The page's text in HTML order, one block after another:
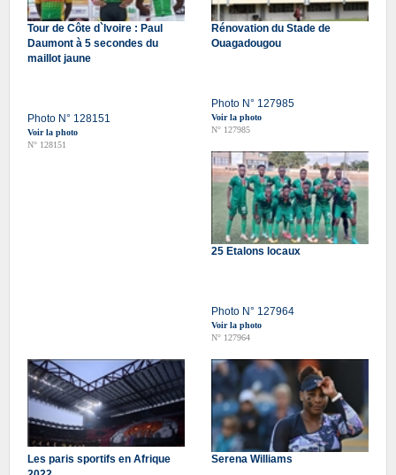
Tour de Côte d`Ivoire : Paul
Daumont à 5 secondes du
maillot jaune
Photo N° 128151
Voir la photo
N° 128151
Rénovation du Stade de
Ouagadougou
Photo N° 127985
Voir la photo
N° 127985
25 Etalons locaux
Photo N° 127964
Voir la photo
N° 127964
Les paris sportifs en Afrique
Serena Williams